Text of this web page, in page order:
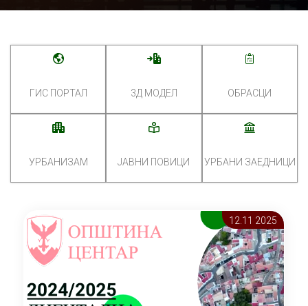
ГИС ПОРТАЛ 3Д МОДЕЛ ОБРАСЦИ
УРБАНИЗАМ ЈАВНИ ПОВИЦИ УРБАНИ ЗАЕДНИЦИ
12.11 2025